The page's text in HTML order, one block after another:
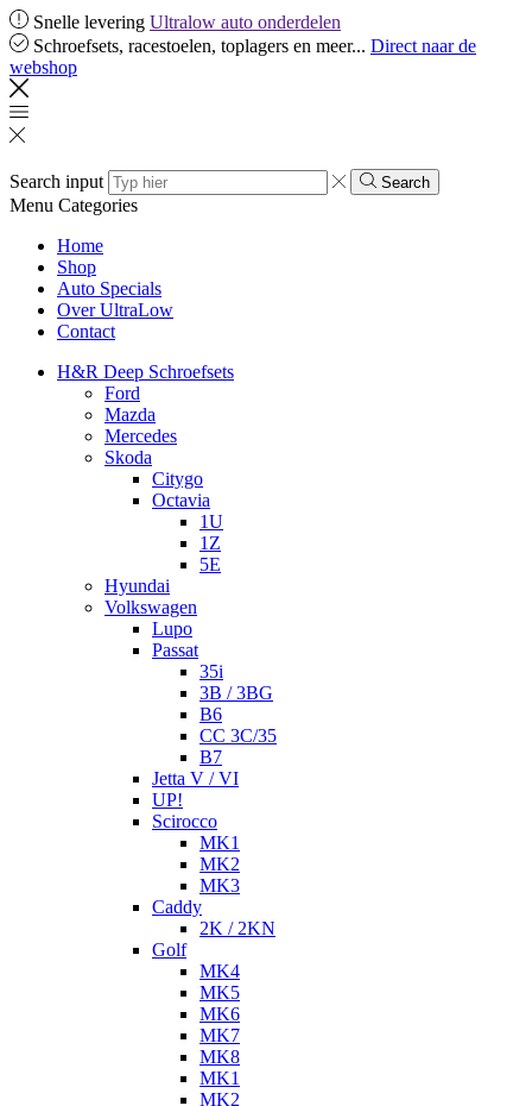
Snelle levering Ultralow auto onderdelen
Schroefsets, racestoelen, toplagers en meer... Direct naar de
webshop
Search input Search
Menu Categories
Home
Shop
Auto Specials
Over UltraLow
Contact
H&R Deep Schroefsets
Ford
Mazda
Mercedes
Skoda
Citygo
Octavia
1U
1Z
5E
Hyundai
Volkswagen
Lupo
Passat
35i
3B / 3BG
B6
CC 3C/35
B7
Jetta V / VI
UP!
Scirocco
MK1
MK2
MK3
Caddy
2K / 2KN
Golf
MK4
MK5
MK6
MK7
MK8
MK1
MK2